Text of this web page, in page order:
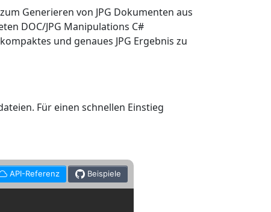
Generieren von JPG Dokumenten aus
DOC/JPG Manipulations C#
und genaues JPG Ergebnis zu
Für einen schnellen Einstieg
API-Referenz Beispiele